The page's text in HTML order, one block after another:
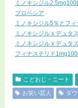
ミノキシジル2.5mg100
プロペシア
ミノキシジル5％とフ
ミノキシジル x デュタ
ミノキシジル x デュタ
フィナステリド
こどおじ・ニート
お笑い芸人
ダ